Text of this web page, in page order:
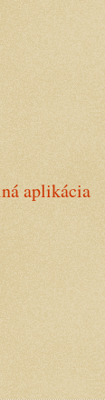
aplikácia